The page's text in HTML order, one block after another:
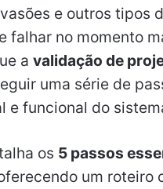
e outros tipos
falhar no momento
a validação de
uma série de
e funcional do
os 5 passos
um roteiro